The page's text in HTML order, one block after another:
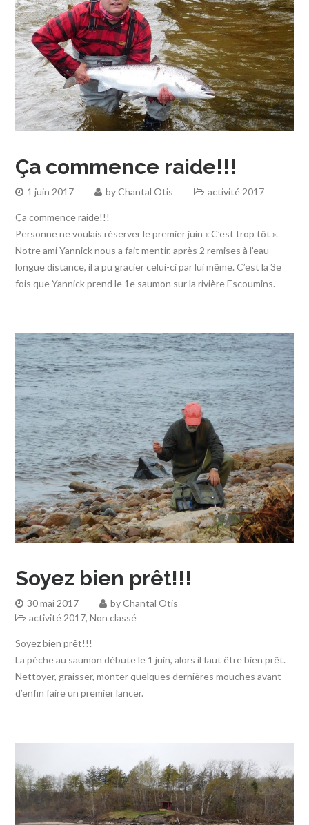
Ça commence raide!!!
1 juin 2017 byChantal Otis activité 2017
Ça commence raide!!!
Personne ne voulais réserver le premier juin « C’est trop tôt ».
Notre ami Yannick nous a fait mentir, après 2 remises à l’eau
longue distance, il a pu gracier celui-ci par lui même. C’est la 3e
fois que Yannick prend le 1e saumon sur la rivière Escoumins.
Soyez bien prêt!!!
30 mai 2017 byChantal Otis
activité 2017,Non classé
Soyez bien prêt!!!
La pèche au saumon débute le 1 juin, alors il faut être bien prêt.
Nettoyer, graisser, monter quelques dernières mouches avant
d’enfin faire un premier lancer.